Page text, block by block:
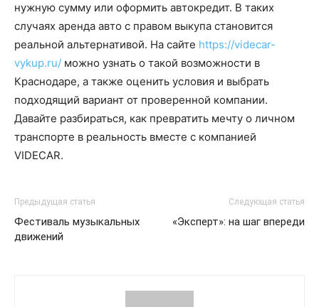
нужную сумму или оформить автокредит. В таких
случаях аренда авто с правом выкупа становится
реальной альтернативой. На сайте https://videcar-
vykup.ru/ можно узнать о такой возможности в
Краснодаре, а также оценить условия и выбрать
подходящий вариант от проверенной компании.
Давайте разбираться, как превратить мечту о личном
транспорте в реальность вместе с компанией
VIDECAR.
Предыдущая статья
Фестиваль музыкальных
движений
Следующая статья
«Эксперт»: на шаг впереди